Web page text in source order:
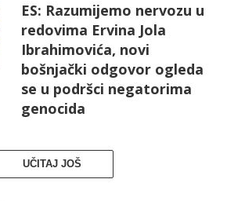
ES: Razumijemo nervozu u
redovima Ervina Jola
Ibrahimovića, novi
bošnjački odgovor ogleda
se u podršci negatorima
genocida
UČITAJ JOŠ